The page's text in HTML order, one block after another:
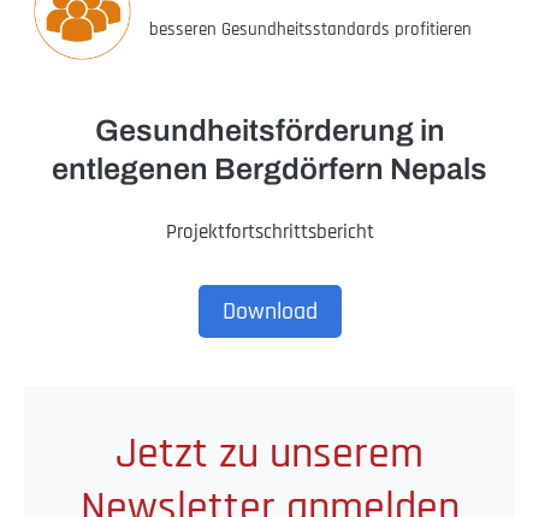
besseren Gesundheitsstandards profitieren
Gesundheitsförderung in
entlegenen Bergdörfern Nepals
Projektfortschrittsbericht
Download
Jetzt zu unserem